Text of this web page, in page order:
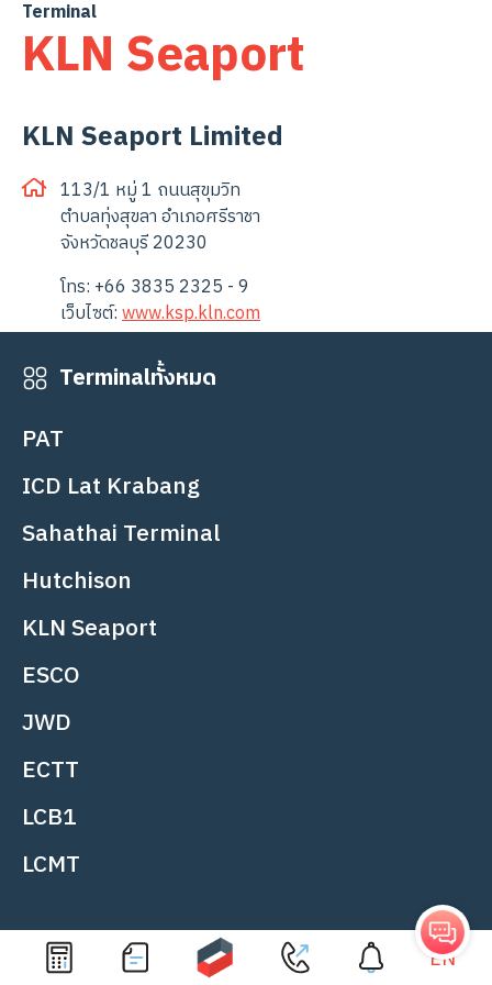
Skip
content
EN
Terminal
KLN Seaport
KLN Seaport Limited
113/1 หมู่ 1 ถนนสุขุมวิท
ตำบลทุ่งสุขลา อำเภอศรีราชา
จังหวัดชลบุรี 20230
โทร: +66 3835 2325 - 9
เว็บไซต์:www.ksp.kln.com
ผู้ประสานงาน
Khun Kanisorn
Paperless Codes
Kerry Siam Seaport: 2816
Terminalทั้งหมด
PAT
ICD Lat Krabang
Sahathai Terminal
Hutchison
KLN Seaport
ESCO
JWD
ECTT
LCB1
LCMT